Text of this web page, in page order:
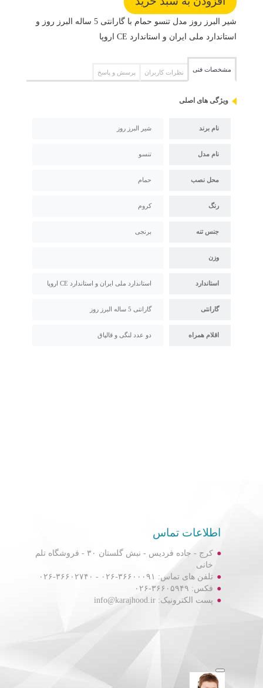
شیر البرز روز مدل تنسو حمام با گارانتی 5 ساله البرز روز و
استاندارد ملی ایران و استاندارد CE اروپا
مشخصات فنی نظرات کاربران پرسش و پاسخ
ویژگی های اصلی
نام برند شیر البرز روز
نام مدل تنسو
محل نصب حمام
رنگ کروم
جنس تنه برنجی
وزن
استاندارد استاندارد ملی ایران و استاندارد CE اروپا
گارانتی گارانتی 5 ساله البرز روز
اقلام همراه دو عدد لنگی و قالپاق
اطلاعات تماس
کرج - جاده فردیس - نبش گلستان ۳۰ - فروشگاه تلم
خانی
تلفن های تماس: ۳۶۶۰۰۰۹۱-۰۲۶ - ۳۶۶۰۲۷۴۰-۰۲۶
فکس: ۳۶۶۰۵۹۴۹-۰۲۶
پست الکترونیک: info@karajhood.ir